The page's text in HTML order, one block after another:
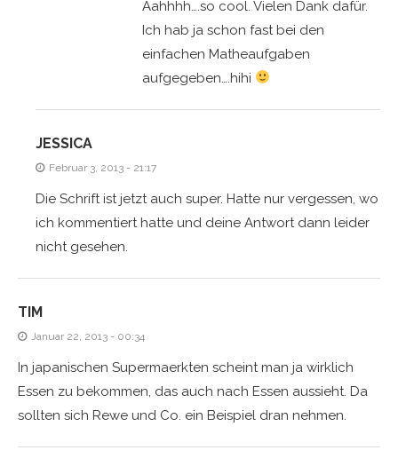
Aahhhh….so cool. Vielen Dank dafür.
Ich hab ja schon fast bei den
einfachen Matheaufgaben
aufgegeben….hihi
JESSICA
Februar 3, 2013 - 21:17
Die Schrift ist jetzt auch super. Hatte nur vergessen, wo
ich kommentiert hatte und deine Antwort dann leider
nicht gesehen.
TIM
Januar 22, 2013 - 00:34
In japanischen Supermaerkten scheint man ja wirklich
Essen zu bekommen, das auch nach Essen aussieht. Da
sollten sich Rewe und Co. ein Beispiel dran nehmen.